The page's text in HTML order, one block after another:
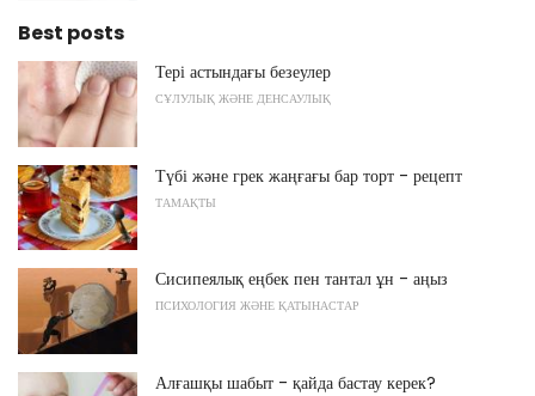
Best posts
Тері астындағы безеулер
СҰЛУЛЫҚ ЖӘНЕ ДЕНСАУЛЫҚ
Түбі және грек жаңғағы бар торт - рецепт
ТАМАҚТЫ
Сисипеялық еңбек пен тантал ұн - аңыз
ПСИХОЛОГИЯ ЖӘНЕ ҚАТЫНАСТАР
Алғашқы шабыт - қайда бастау керек?